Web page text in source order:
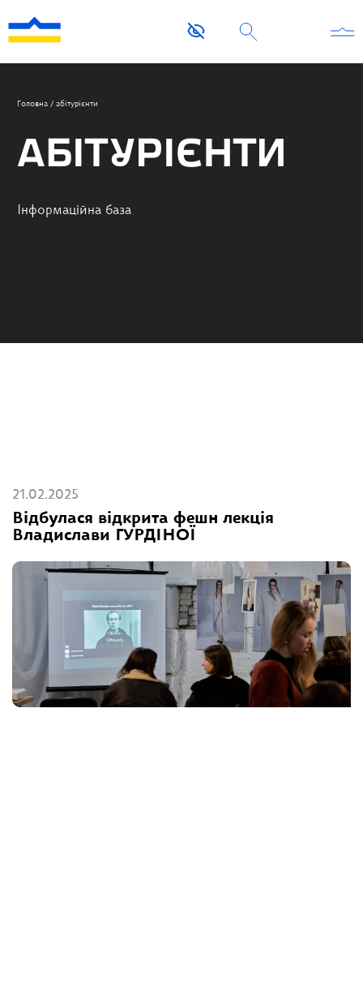
Головна / абітурієнти
АБІТУРІЄНТИ
Інформаційна база
21.02.2025
Відбулася відкрита фешн лекція
Владислави ГУРДІНОЇ